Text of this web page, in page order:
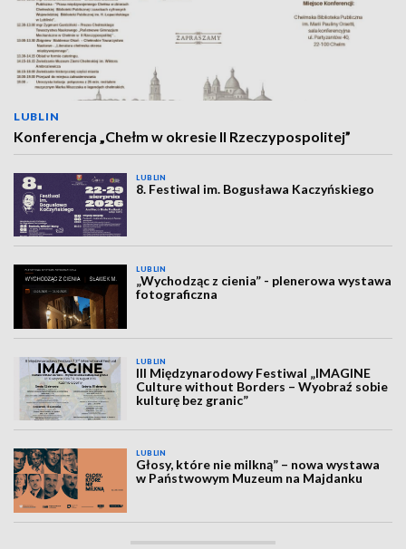
LUBLIN
Konferencja „Chełm w okresie II Rzeczypospolitej”
LUBLIN
8. Festiwal im. Bogusława Kaczyńskiego
LUBLIN
„Wychodząc z cienia” - plenerowa wystawa
fotograficzna
LUBLIN
III Międzynarodowy Festiwal „IMAGINE
Culture without Borders – Wyobraź sobie
kulturę bez granic”
LUBLIN
Głosy, które nie milkną” – nowa wystawa
w Państwowym Muzeum na Majdanku